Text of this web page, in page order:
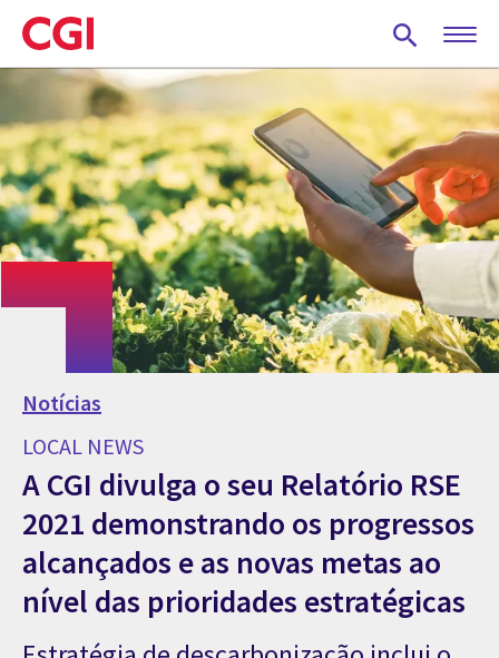
Skip
to
main
content
Notícias
LOCAL NEWS
A CGI divulga o seu Relatório RSE
2021 demonstrando os progressos
alcançados e as novas metas ao
nível das prioridades estratégicas